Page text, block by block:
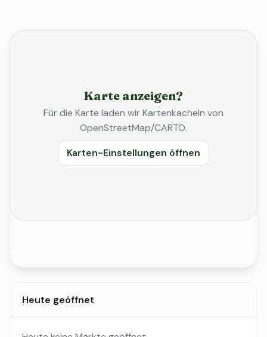
Karte anzeigen?
Für die Karte laden wir Kartenkacheln von
OpenStreetMap/CARTO.
Karten-Einstellungen öffnen
Heute geöffnet